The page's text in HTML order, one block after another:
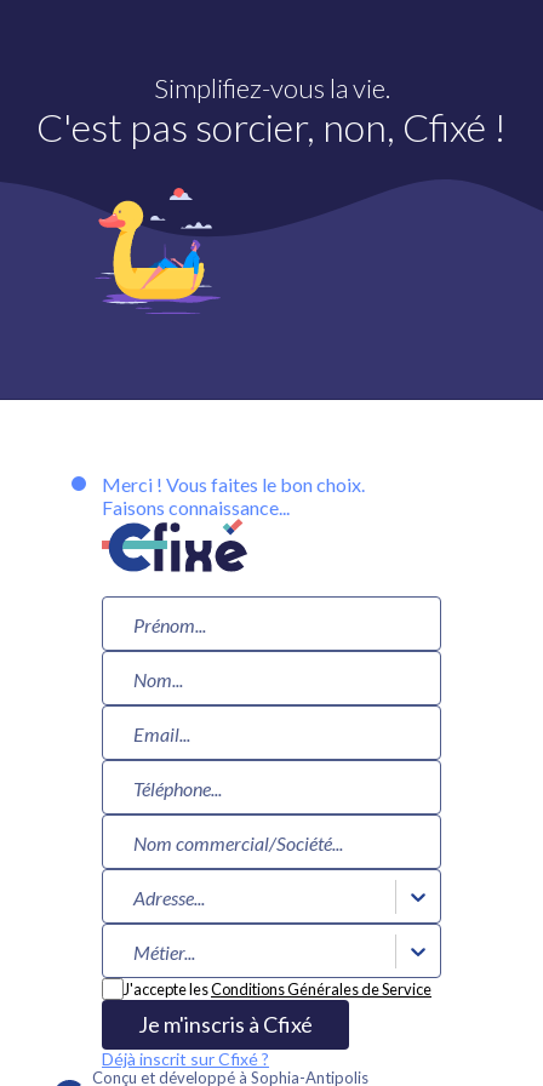
Merci ! Vous faites le bon choix.
Faisons connaissance...
Adresse...
Métier...
J'accepte lesConditions Générales de Service
Je m'inscris à Cfixé
Déjà inscrit sur Cfixé ?
Conçu et développé à Sophia-Antipolis
Simplifiez-vous la vie.
C'est pas sorcier, non, Cfixé !